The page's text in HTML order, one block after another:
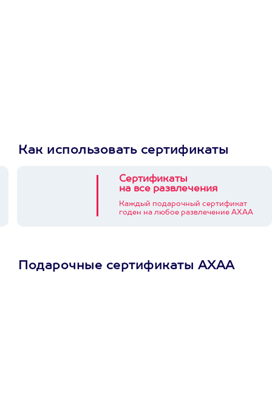
Как использовать сертификаты
Сертификаты
на все развлечения
Каждый подарочный сертификат
годен на любое развлечение АХАА
Подарочные сертификаты АХАА